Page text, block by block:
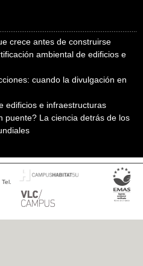
crece antes de construirse
ambiental de edificios e
cuando la divulgación en
edificios e infraestructuras
puente? La ciencia detrás de los